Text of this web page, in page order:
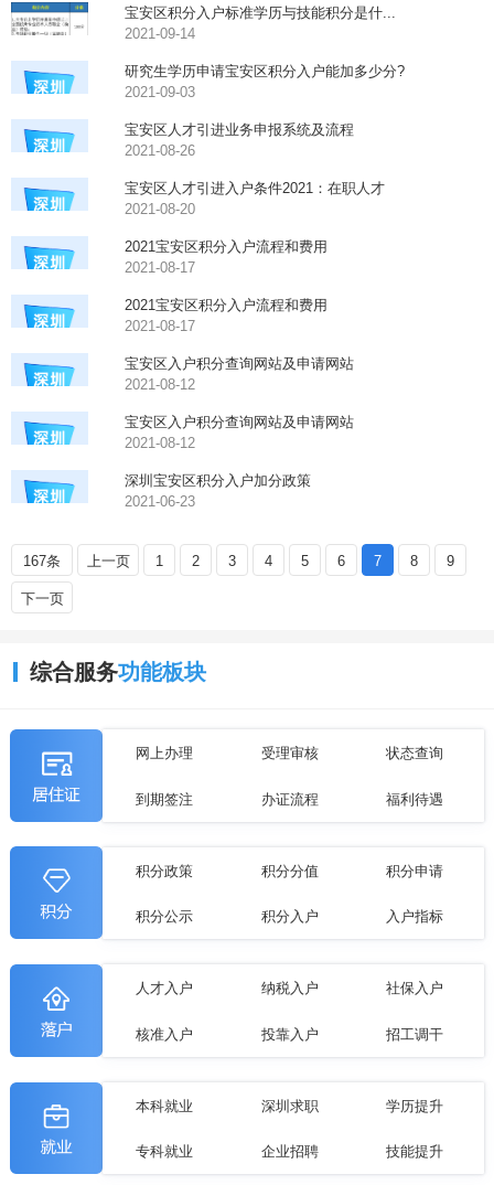
宝安区积分入户标准学历与技能积分是什...
2021-09-14
研究生学历申请宝安区积分入户能加多少分?
2021-09-03
宝安区人才引进业务申报系统及流程
2021-08-26
宝安区人才引进入户条件2021：在职人才
2021-08-20
2021宝安区积分入户流程和费用
2021-08-17
2021宝安区积分入户流程和费用
2021-08-17
宝安区入户积分查询网站及申请网站
2021-08-12
宝安区入户积分查询网站及申请网站
2021-08-12
深圳宝安区积分入户加分政策
2021-06-23
167条 上一页 1 2 3 4 5 6 7 8 9
下一页
综合服务功能板块
网上办理 受理审核 状态查询
到期签注 办证流程 福利待遇
积分政策 积分分值 积分申请
积分公示 积分入户 入户指标
人才入户 纳税入户 社保入户
核准入户 投靠入户 招工调干
本科就业 深圳求职 学历提升
专科就业 企业招聘 技能提升